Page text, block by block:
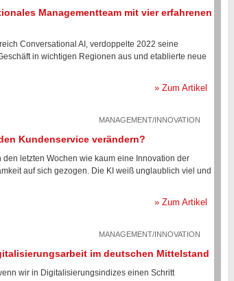
Managementteam mit vier erfahrenen
Conversational AI, verdoppelte 2022 seine
in wichtigen Regionen aus und etablierte neue
» Zum Artikel
MANAGEMENT/INNOVATION
Kundenservice verändern?
den letzten Wochen wie kaum eine Innovation der
auf sich gezogen. Die KI weiß unglaublich viel und
» Zum Artikel
MANAGEMENT/INNOVATION
im deutschen Mittelstand
wir in Digitalisierungsindizes einen Schritt